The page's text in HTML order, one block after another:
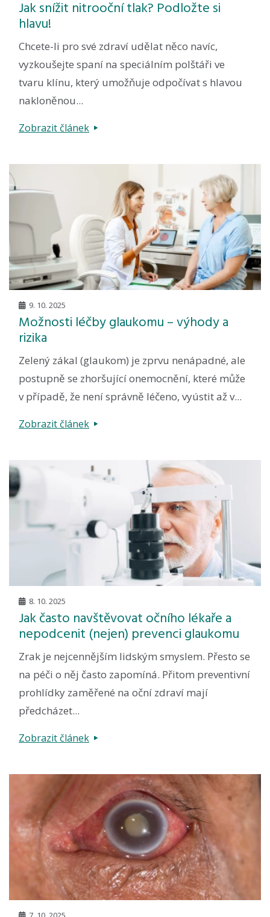
Jak snížit nitrooční tlak? Podložte si
hlavu!
Chcete-li pro své zdraví udělat něco navíc,
vyzkoušejte spaní na speciálním polštáři ve
tvaru klínu, který umožňuje odpočívat s hlavou
nakloněnou...
Zobrazit článek
9. 10. 2025
Možnosti léčby glaukomu – výhody a
rizika
Zelený zákal (glaukom) je zprvu nenápadné, ale
postupně se zhoršující onemocnění, které může
v případě, že není správně léčeno, vyústit až v...
Zobrazit článek
8. 10. 2025
Jak často navštěvovat očního lékaře a
nepodcenit (nejen) prevenci glaukomu
Zrak je nejcennějším lidským smyslem. Přesto se
na péči o něj často zapomíná. Přitom preventivní
prohlídky zaměřené na oční zdraví mají
předcházet...
Zobrazit článek